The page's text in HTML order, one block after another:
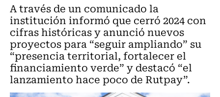
A través de un comunicado la
institución informó que cerró 2024 con
cifras históricas y anunció nuevos
proyectos para “seguir ampliando” su
“presencia territorial, fortalecer el
financiamiento verde” y destacó “el
lanzamiento hace poco de Rutpay”.